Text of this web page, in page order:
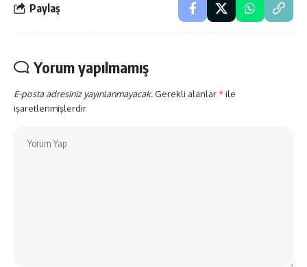
Paylaş
Yorum yapılmamış
E-posta adresiniz yayınlanmayacak. Gerekli alanlar*ile
işaretlenmişlerdir